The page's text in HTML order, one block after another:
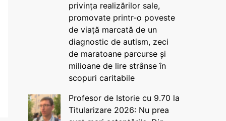
privința realizărilor sale,
promovate printr-o poveste
de viață marcată de un
diagnostic de autism, zeci
de maratoane parcurse și
milioane de lire strânse în
scopuri caritabile
Profesor de Istorie cu 9.70 la
Titularizare 2026: Nu prea